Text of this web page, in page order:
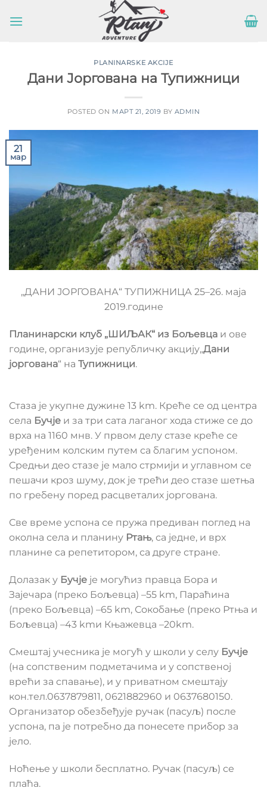
на
PLANINARSKE AKCIJE
Дани Јоргована на Тупижници
POSTED ON МАРТ 21, 2019 BY ADMIN
21
мар
„ДАНИ ЈОРГОВАНА“ ТУПИЖНИЦА 25–26. маја
2019.године
Планинарски клуб „ШИЉАК“ из Бољевца и ове
године, организује републичку акцију„Дани
јоргована“ на Тупижници.
Стаза је укупне дужине 13 km. Креће се од центра
села Бучје и за три сата лаганог хода стиже се до
врха на 1160 мнв. У првом делу стазе креће се
уређеним колским путем са благим успоном.
Средњи део стазе је мало стрмији и углавном се
пешачи кроз шуму, док је трећи део стазе шетња
по гребену поред расцветалих јоргована.
Све време успона се пружа предиван поглед на
околна села и планину Ртањ, са једне, и врх
планине са репетитором, са друге стране.
Долазак у Бучје је могућиз правца Бора и
Зајечара (преко Бољевца) –55 km, Параћина
(преко Бољевца) –65 km, Сокобање (преко Ртња и
Бољевца) –43 kmи Књажевца –20km.
Смештај учесника је могућ у школи у селу Бучје
(на сопственим подметачима и у сопственој
врећи за спавање), и у приватном смештају
кон.тел.0637879811, 0621882960 и 0637680150.
Организатор обезбеђује ручак (пасуљ) после
успона, па је потребно да понесете прибор за
јело.
Ноћење у школи бесплатно. Ручак (пасуљ) се
плаћа.